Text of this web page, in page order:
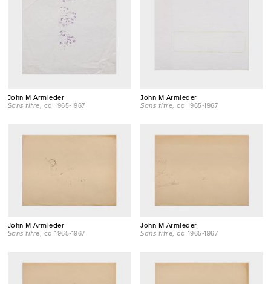
John M Armleder
Sans titre , ca 1965-1967
John M Armleder
Sans titre , ca 1965-1967
John M Armleder
Sans titre , ca 1965-1967
John M Armleder
Sans titre , ca 1965-1967